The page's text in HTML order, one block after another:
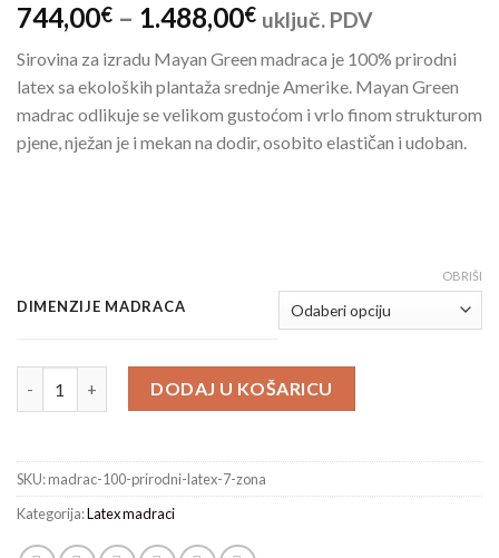
744,00€ – 1.488,00€ uključ. PDV
Sirovina za izradu Mayan Green madraca je 100% prirodni
latex sa ekoloških plantaža srednje Amerike. Mayan Green
madrac odlikuje se velikom gustoćom i vrlo finom strukturom
pjene, nježan je i mekan na dodir, osobito elastičan i udoban.
DIMENZIJE MADRACA
OBRIŠI
Mayan Green Emerald - 100% prirodni latex količina
DODAJ U KOŠARICU
SKU:madrac-100-prirodni-latex-7-zona
Kategorija:Latex madraci